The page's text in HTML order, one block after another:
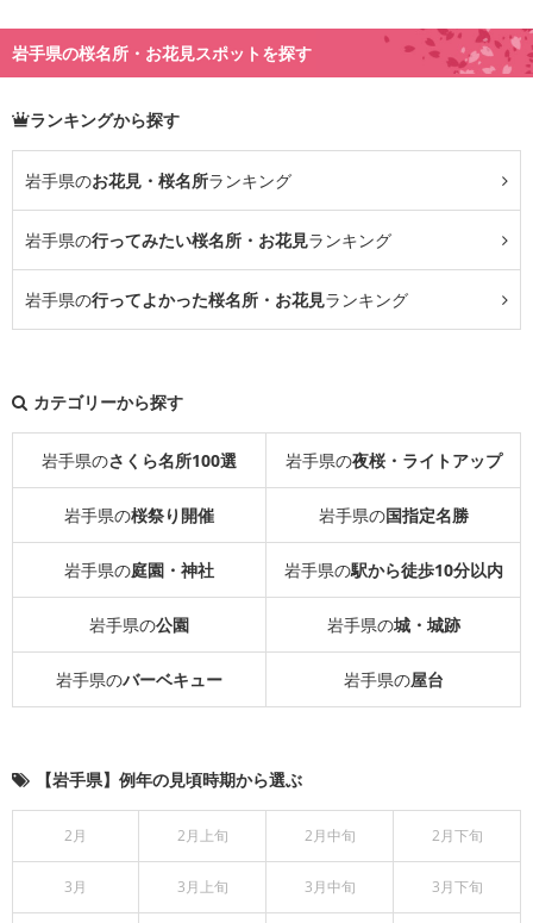
岩手県の桜名所・お花見スポットを探す
ランキングから探す
岩手県のお花見・桜名所ランキング
岩手県の行ってみたい桜名所・お花見ランキング
岩手県の行ってよかった桜名所・お花見ランキング
カテゴリーから探す
岩手県のさくら名所100選 岩手県の夜桜・ライトアップ
岩手県の桜祭り開催 岩手県の国指定名勝
岩手県の庭園・神社 岩手県の駅から徒歩10分以内
岩手県の公園 岩手県の城・城跡
岩手県のバーベキュー 岩手県の屋台
【岩手県】例年の見頃時期から選ぶ
2月 2月上旬 2月中旬 2月下旬
3月 3月上旬 3月中旬 3月下旬